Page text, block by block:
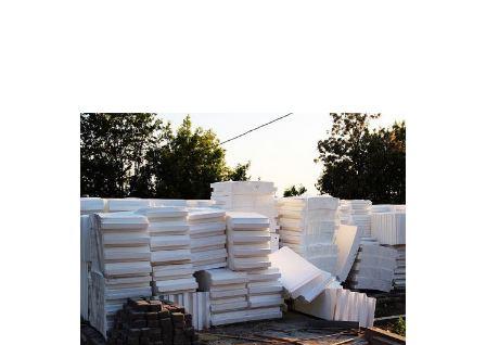
Промышленные
средства
Домашние средства
Правильные средства Безопасные средства